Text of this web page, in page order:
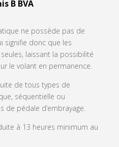
B BVA
ne possède pas de
signifie donc que les
laissant la possibilité
le volant en permanence.
de tous types de
séquentielle ou
de pédale d’embrayage.
à 13 heures minimum au